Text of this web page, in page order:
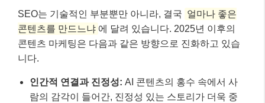
SEO는 기술적인 부분뿐만 아니라, 결국 얼마나 좋은
콘텐츠를 만드느냐 에 달려 있습니다. 2025년 이후의
콘텐츠 마케팅은 다음과 같은 방향으로 진화하고 있습
니다.
인간적 연결과 진정성: AI 콘텐츠의 홍수 속에서 사
람의 감각이 들어간, 진정성 있는 스토리가 더욱 중